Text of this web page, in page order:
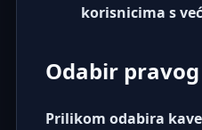
korisnicima s
Odabir
Prilikom odabira